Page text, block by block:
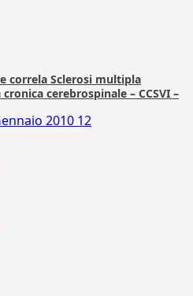
correla Sclerosi multipla
cerebrospinale – CCSVI –
2010 12